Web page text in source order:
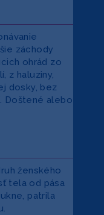
záchody
ohrád zo
z haluziny,
dosky, bez
Doštené alebo
ženského
tela od pása
patrila